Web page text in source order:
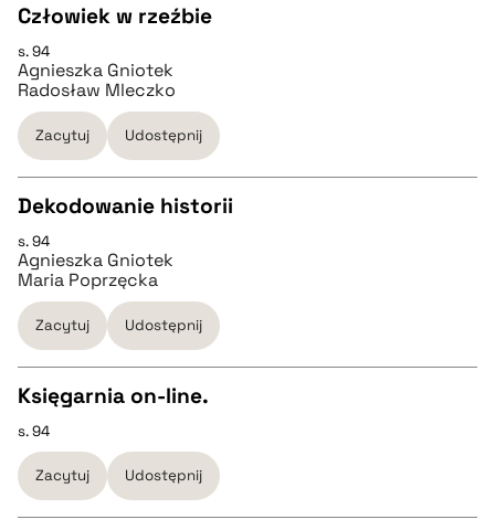
BIBTEX
pobierz cytat
CZYSTY TEKST
pobierz cytat
pobierz cytat
Człowiek w rzeźbie
s. 94
Agnieszka Gniotek
Radosław Mleczko
Zacytuj Udostępnij
CZYSTY TEKST
pobierz cytat
Dekodowanie historii
s. 94
Agnieszka Gniotek
Maria Poprzęcka
Zacytuj Udostępnij
CZYSTY TEKST
pobierz cytat
Księgarnia on-line.
s. 94
Zacytuj Udostępnij